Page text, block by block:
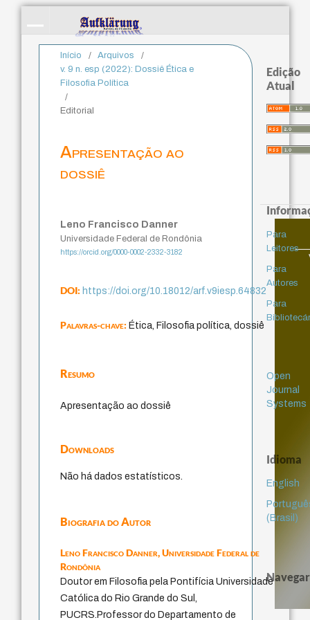
Início / Arquivos
/
v. 9 n. esp (2022): Dossiê Ética e
Filosofia Política
/
Editorial
Apresentação ao
dossiê
Leno Francisco Danner
Universidade Federal de Rondônia
https://orcid.org/0000-0002-2332-3182
DOI:https://doi.org/10.18012/arf.v9iesp.64832
Palavras-chave:Ética, Filosofia política, dossiê
Resumo
Apresentação ao dossiê
Downloads
Não há dados estatísticos.
Biografia do Autor
Leno Francisco Danner,Universidade Federal de
Rondônia
Doutor em Filosofia pela Pontifícia Universidade
Católica do Rio Grande do Sul,
PUCRS.Professor do Departamento de
Edição
Atual
Para
Leitores
Para
Autores
Para
Open
Journal
Systems
Idioma
English
(Brasil)
Navegar